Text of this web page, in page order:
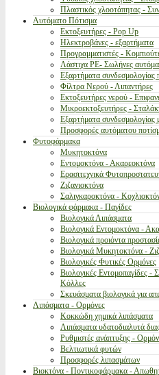
Πλαστικός χλοοτάπητας -
Αυτόματο Πότισμα
Εκτοξευτήρες - Pop Up
Ηλεκτροβάνες - εξαρτήματα
Προγραμματιστές -
Λάστιχα PE- Σωλήνες
Εξαρτήματα συνδεσμολογίας
Φίλτρα Νερού - Λιπαντήρες
Εκτοξευτήρες νερού -
Μικροεκτοξευτήρες -
Εξαρτήματα συνδεσμολογίας
Προσφορές αυτόματου
Φυτοφάρμακα
Μυκητοκτόνα
Εντομοκτόνα - Ακαρεοκτόνα
Ερασιτεχνικά
Ζιζανιοκτόνα
Σαλιγκαροκτόνα -
Βιολογικά φάρμακα - Παγίδες
Βιολογικά Λιπάσματα
Βιολογικά Εντομοκτόνα -
Βιολογικά προιόντα
Βιολογικά Μυκητοκτόνα -
Βιολογικές Φυτικές Ορμόνες
Βιολογικές Εντομοπαγίδες -
Κόλλες
Σκευάσματα βιολογικά για
Λιπάσματα - Ορμόνες
Κοκκώδη χημικά λιπάσματα
Λιπάσματα υδατοδιαλυτά
Ρυθμιστές ανάπτυξης -
Βελτιωτικά φυτών
Προσφορές λιπασμάτων
Βιοκτόνα - Ποντικοφάρμακα -